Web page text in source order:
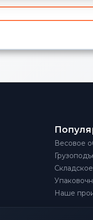
Весовое
Наше